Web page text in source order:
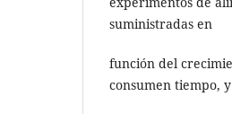
suministradas en
función del
consumen tiempo,